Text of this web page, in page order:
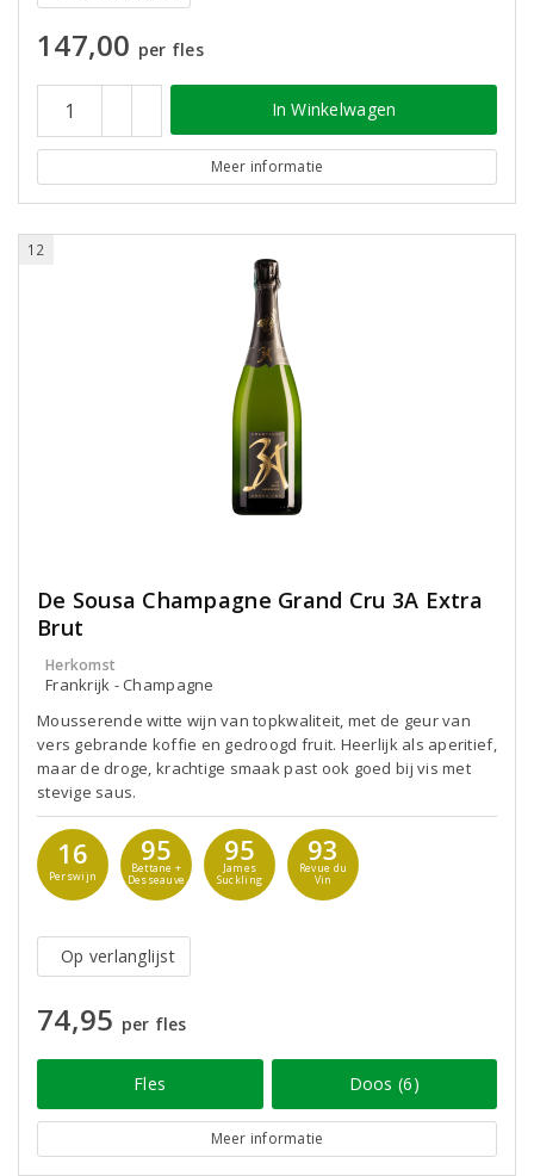
147,00 per fles
In Winkelwagen
Meer informatie
12
De Sousa Champagne Grand Cru 3A Extra
Brut
Herkomst
Frankrijk - Champagne
Mousserende witte wijn van topkwaliteit, met de geur van
vers gebrande koffie en gedroogd fruit. Heerlijk als aperitief,
maar de droge, krachtige smaak past ook goed bij vis met
stevige saus.
16
Perswijn
95
Bettane +
Desseauve
95
James
Suckling
93
Revue du
Vin
Op verlanglijst
74,95 per fles
Fles Doos (6)
Meer informatie